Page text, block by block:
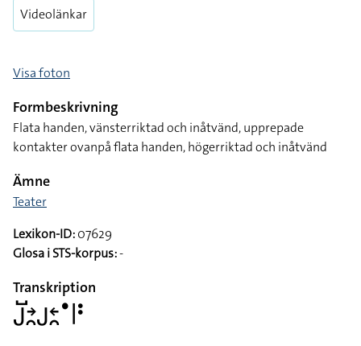
Videolänkar
Visa foton
Formbeskrivning
Flata handen, vänsterriktad och inåtvänd, upprepade
kontakter ovanpå flata handen, högerriktad och inåtvänd
Ämne
Teater
Lexikon-ID:07629
Glosa i STS-korpus:-
Transkription
􌤢􌤹􌥔􌥘􌤢􌥓􌥘􌤟􌥼􌥻